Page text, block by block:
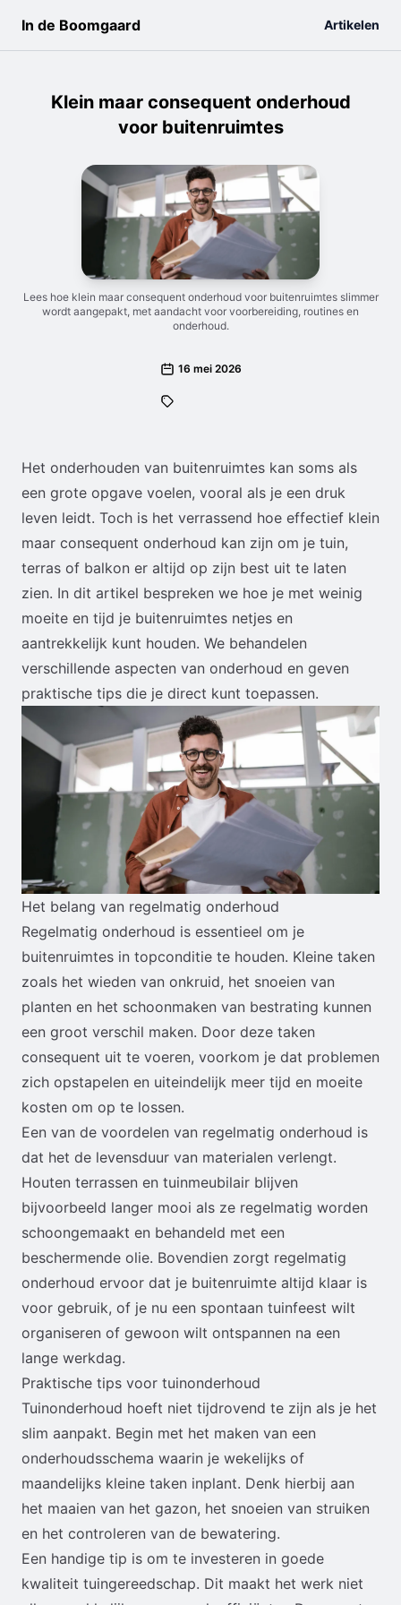
In de Boomgaard Artikelen
Klein maar consequent onderhoud
voor buitenruimtes
Lees hoe klein maar consequent onderhoud voor buitenruimtes slimmer
wordt aangepakt, met aandacht voor voorbereiding, routines en
onderhoud.
16 mei 2026
Het onderhouden van buitenruimtes kan soms als
een grote opgave voelen, vooral als je een druk
leven leidt. Toch is het verrassend hoe effectief klein
maar consequent onderhoud kan zijn om je tuin,
terras of balkon er altijd op zijn best uit te laten
zien. In dit artikel bespreken we hoe je met weinig
moeite en tijd je buitenruimtes netjes en
aantrekkelijk kunt houden. We behandelen
verschillende aspecten van onderhoud en geven
praktische tips die je direct kunt toepassen.
Het belang van regelmatig onderhoud
Regelmatig onderhoud is essentieel om je
buitenruimtes in topconditie te houden. Kleine taken
zoals het wieden van onkruid, het snoeien van
planten en het schoonmaken van bestrating kunnen
een groot verschil maken. Door deze taken
consequent uit te voeren, voorkom je dat problemen
zich opstapelen en uiteindelijk meer tijd en moeite
kosten om op te lossen.
Een van de voordelen van regelmatig onderhoud is
dat het de levensduur van materialen verlengt.
Houten terrassen en tuinmeubilair blijven
bijvoorbeeld langer mooi als ze regelmatig worden
schoongemaakt en behandeld met een
beschermende olie. Bovendien zorgt regelmatig
onderhoud ervoor dat je buitenruimte altijd klaar is
voor gebruik, of je nu een spontaan tuinfeest wilt
organiseren of gewoon wilt ontspannen na een
lange werkdag.
Praktische tips voor tuinonderhoud
Tuinonderhoud hoeft niet tijdrovend te zijn als je het
slim aanpakt. Begin met het maken van een
onderhoudsschema waarin je wekelijks of
maandelijks kleine taken inplant. Denk hierbij aan
het maaien van het gazon, het snoeien van struiken
en het controleren van de bewatering.
Een handige tip is om te investeren in goede
kwaliteit tuingereedschap. Dit maakt het werk niet